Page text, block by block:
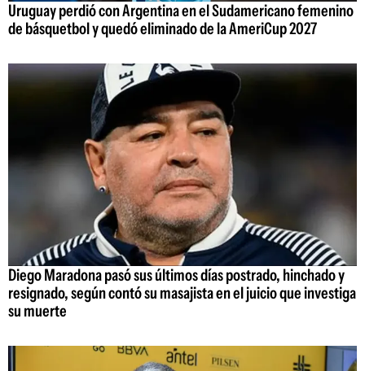
Uruguay perdió con Argentina en el Sudamericano femenino
de básquetbol y quedó eliminado de la AmeriCup 2027
Diego Maradona pasó sus últimos días postrado, hinchado y
resignado, según contó su masajista en el juicio que investiga
su muerte